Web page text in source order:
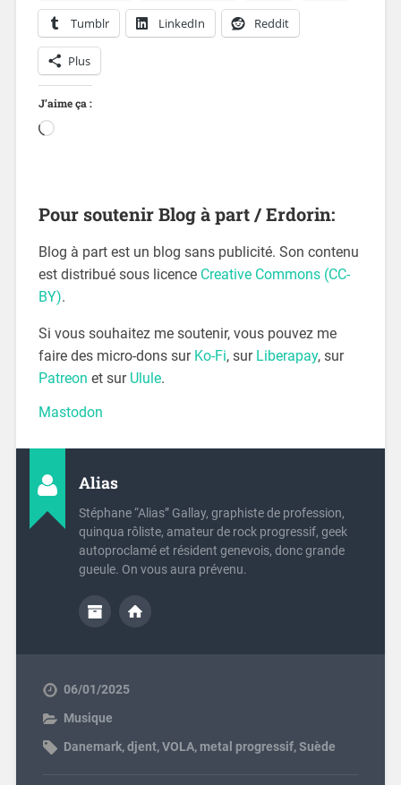
Tumblr LinkedIn Reddit
Plus
J’aime ça :
Pour soutenir Blog à part / Erdorin:
Blog à part est un blog sans publicité. Son contenu
est distribué sous licence Creative Commons (CC-
BY).
Si vous souhaitez me soutenir, vous pouvez me
faire des micro-dons sur Ko-Fi, sur Liberapay, sur
Patreon et sur Ulule.
Mastodon
Alias
Stéphane “Alias” Gallay, graphiste de profession,
quinqua rôliste, amateur de rock progressif, geek
autoproclamé et résident genevois, donc grande
gueule. On vous aura prévenu.
06/01/2025
Musique
Danemark,djent,VOLA, metal progressif,Suède